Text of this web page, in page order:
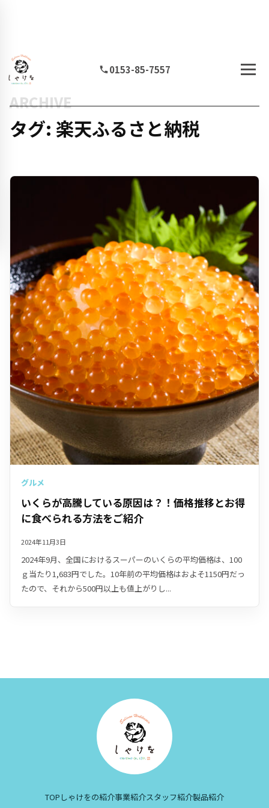
0153-85-7557
ARCHIVE
タグ: 楽天ふるさと納税
グルメ
いくらが高騰している原因は？！価格推移とお得
に食べられる方法をご紹介
2024年11月3日
2024年9月、全国におけるスーパーのいくらの平均価格は、100
ｇ当たり1,683円でした。10年前の平均価格はおよそ1150円だっ
たので、それから500円以上も値上がりし...
TOP しゃけをの紹介事業紹介スタッフ紹介製品紹介